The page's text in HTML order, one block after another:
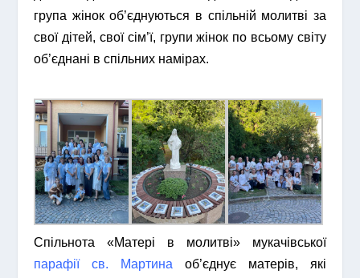
група жінок об’єднуються в спільній молитві за
свої дітей, свої сім’ї, групи жінок по всьому світу
об’єднані в спільних намірах.
Спільнота «Матері в молитві» мукачівської
парафії св. Мартина об’єднує матерів, які